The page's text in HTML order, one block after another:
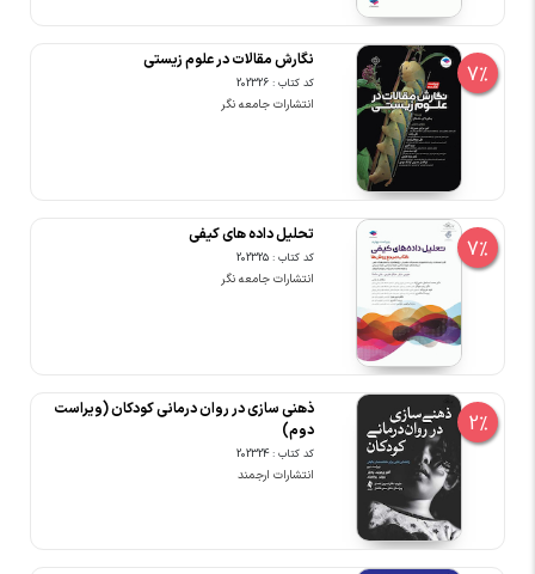
7%
نگارش مقالات در علوم زیستی
کد کتاب : 202326
انتشارات جامعه نگر
7%
تحلیل داده های کیفی
کد کتاب : 202325
انتشارات جامعه نگر
2%
ذهنی سازی در روان درمانی کودکان (ویراست
دوم)
کد کتاب : 202324
انتشارات ارجمند